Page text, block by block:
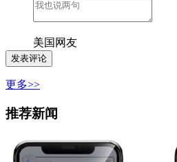
美国网友
更多>>
推荐新闻